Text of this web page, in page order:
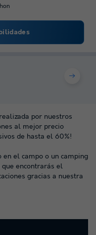
por nuestros
al mejor precio
de hasta el 60%!
en el campo o un camping
encontrarás el
gracias a nuestra